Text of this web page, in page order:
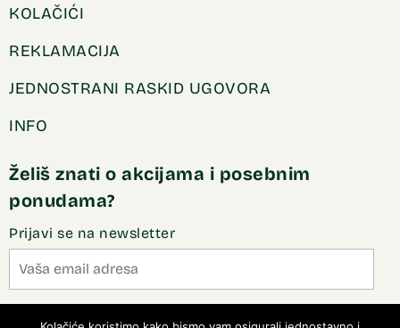
KOLAČIĆI
REKLAMACIJA
JEDNOSTRANI RASKID UGOVORA
INFO
Želiš znati o akcijama i posebnim
ponudama?
Prijavi se na newsletter